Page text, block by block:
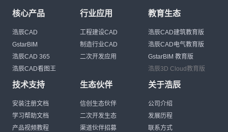
核心产品
浩辰CAD
GstarBIM
浩辰CAD 365
浩辰CAD看图王
行业应用
工程建设CAD
制造行业CAD
二次开发应用
教育生态
浩辰CAD建筑教育版
浩辰CAD电气教育版
GstarBIM 教育版
浩辰3D Cloud教育版
技术支持
安装注册文档
学习帮助文档
产品视频教程
生态伙伴
信创生态伙伴
二次开发生态
渠道伙伴招募
关于浩辰
公司介绍
发展历程
联系方式